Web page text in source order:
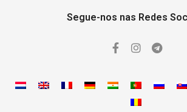
Segue-nos nas Redes